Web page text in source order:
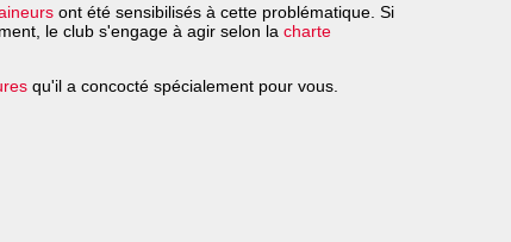
ont été sensibilisés à cette problématique. Si
le club s'engage à agir selon la charte
qu'il a concocté spécialement pour vous.